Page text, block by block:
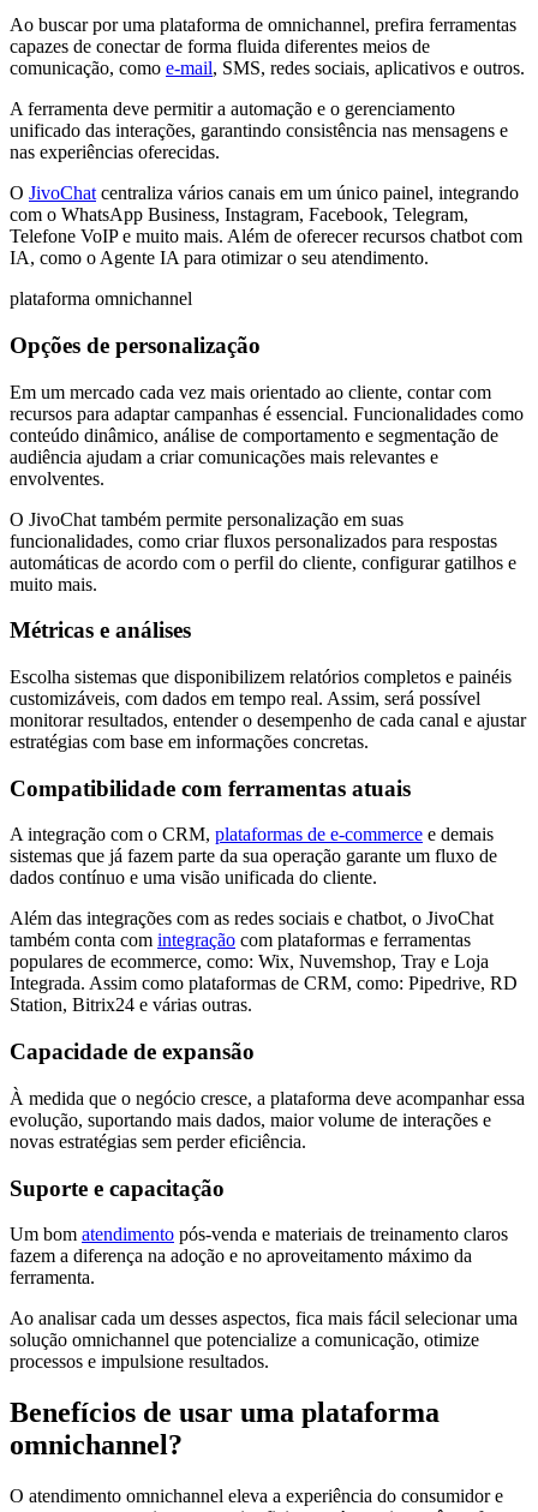
Ao buscar por uma plataforma de omnichannel, prefira ferramentas
capazes de conectar de forma fluida diferentes meios de
comunicação, como e-mail, SMS, redes sociais, aplicativos e outros.
A ferramenta deve permitir a automação e o gerenciamento
unificado das interações, garantindo consistência nas mensagens e
nas experiências oferecidas.
O JivoChat centraliza vários canais em um único painel, integrando
com o WhatsApp Business, Instagram, Facebook, Telegram,
Telefone VoIP e muito mais. Além de oferecer recursos chatbot com
IA, como o Agente IA para otimizar o seu atendimento.
plataforma omnichannel
Opções de personalização
Em um mercado cada vez mais orientado ao cliente, contar com
recursos para adaptar campanhas é essencial. Funcionalidades como
conteúdo dinâmico, análise de comportamento e segmentação de
audiência ajudam a criar comunicações mais relevantes e
envolventes.
O JivoChat também permite personalização em suas
funcionalidades, como criar fluxos personalizados para respostas
automáticas de acordo com o perfil do cliente, configurar gatilhos e
muito mais.
Métricas e análises
Escolha sistemas que disponibilizem relatórios completos e painéis
customizáveis, com dados em tempo real. Assim, será possível
monitorar resultados, entender o desempenho de cada canal e ajustar
estratégias com base em informações concretas.
Compatibilidade com ferramentas atuais
A integração com o CRM, plataformas de e-commerce e demais
sistemas que já fazem parte da sua operação garante um fluxo de
dados contínuo e uma visão unificada do cliente.
Além das integrações com as redes sociais e chatbot, o JivoChat
também conta com integração com plataformas e ferramentas
populares de ecommerce, como: Wix, Nuvemshop, Tray e Loja
Integrada. Assim como plataformas de CRM, como: Pipedrive, RD
Station, Bitrix24 e várias outras.
Capacidade de expansão
À medida que o negócio cresce, a plataforma deve acompanhar essa
evolução, suportando mais dados, maior volume de interações e
novas estratégias sem perder eficiência.
Suporte e capacitação
Um bom atendimento pós-venda e materiais de treinamento claros
fazem a diferença na adoção e no aproveitamento máximo da
ferramenta.
Ao analisar cada um desses aspectos, fica mais fácil selecionar uma
solução omnichannel que potencialize a comunicação, otimize
processos e impulsione resultados.
Benefícios de usar uma plataforma
omnichannel?
O atendimento omnichannel eleva a experiência do consumidor e